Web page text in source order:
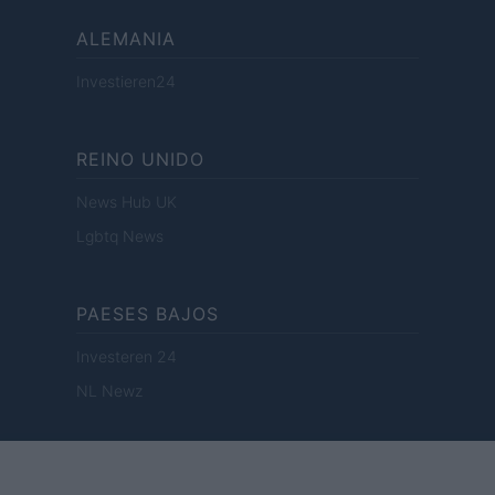
ALEMANIA
Investieren24
REINO UNIDO
News Hub UK
Lgbtq News
PAESES BAJOS
Investeren 24
NL Newz